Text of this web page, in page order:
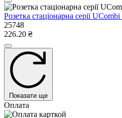
Розетка стаціонарна серії
25748
226.20 ₴
Показати ще
Оплата